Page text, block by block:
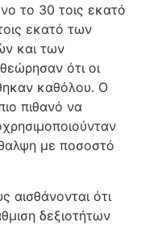
το 30 τοις εκατό
εκατό των
και των
ότι οι
καθόλου. Ο
πιθανό να
με ποσοστό
αισθάνονται ότι
δεξιοτήτων